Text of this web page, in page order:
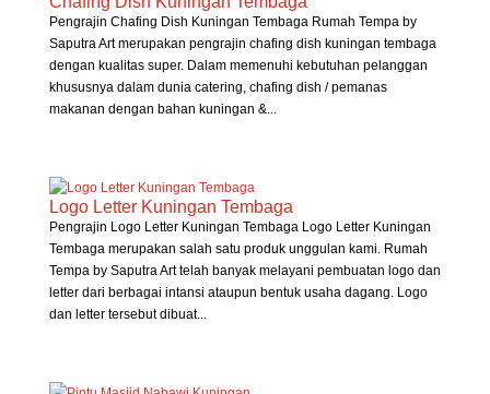
Pengrajin Chafing Dish Kuningan Tembaga Rumah Tempa by
Saputra Art merupakan pengrajin chafing dish kuningan tembaga
dengan kualitas super. Dalam memenuhi kebutuhan pelanggan
khususnya dalam dunia catering, chafing dish / pemanas
makanan dengan bahan kuningan &...
Logo Letter Kuningan Tembaga
Pengrajin Logo Letter Kuningan Tembaga Logo Letter Kuningan
Tembaga merupakan salah satu produk unggulan kami. Rumah
Tempa by Saputra Art telah banyak melayani pembuatan logo dan
letter dari berbagai intansi ataupun bentuk usaha dagang. Logo
dan letter tersebut dibuat...